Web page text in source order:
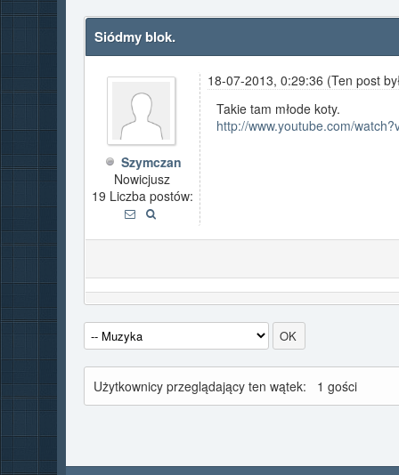
Siódmy blok.
Szymczan
Nowicjusz
19 Liczba postów:
18-07-2013, 0:29:36 (Ten post
Takie tam młode koty.
http://www.youtube.com/
Użytkownicy przeglądający ten wątek: 1 gości